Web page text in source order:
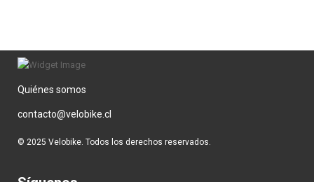
Quiénes somos
contacto@velobike.cl
© 2025 Velobike. Todos los derechos reservados.